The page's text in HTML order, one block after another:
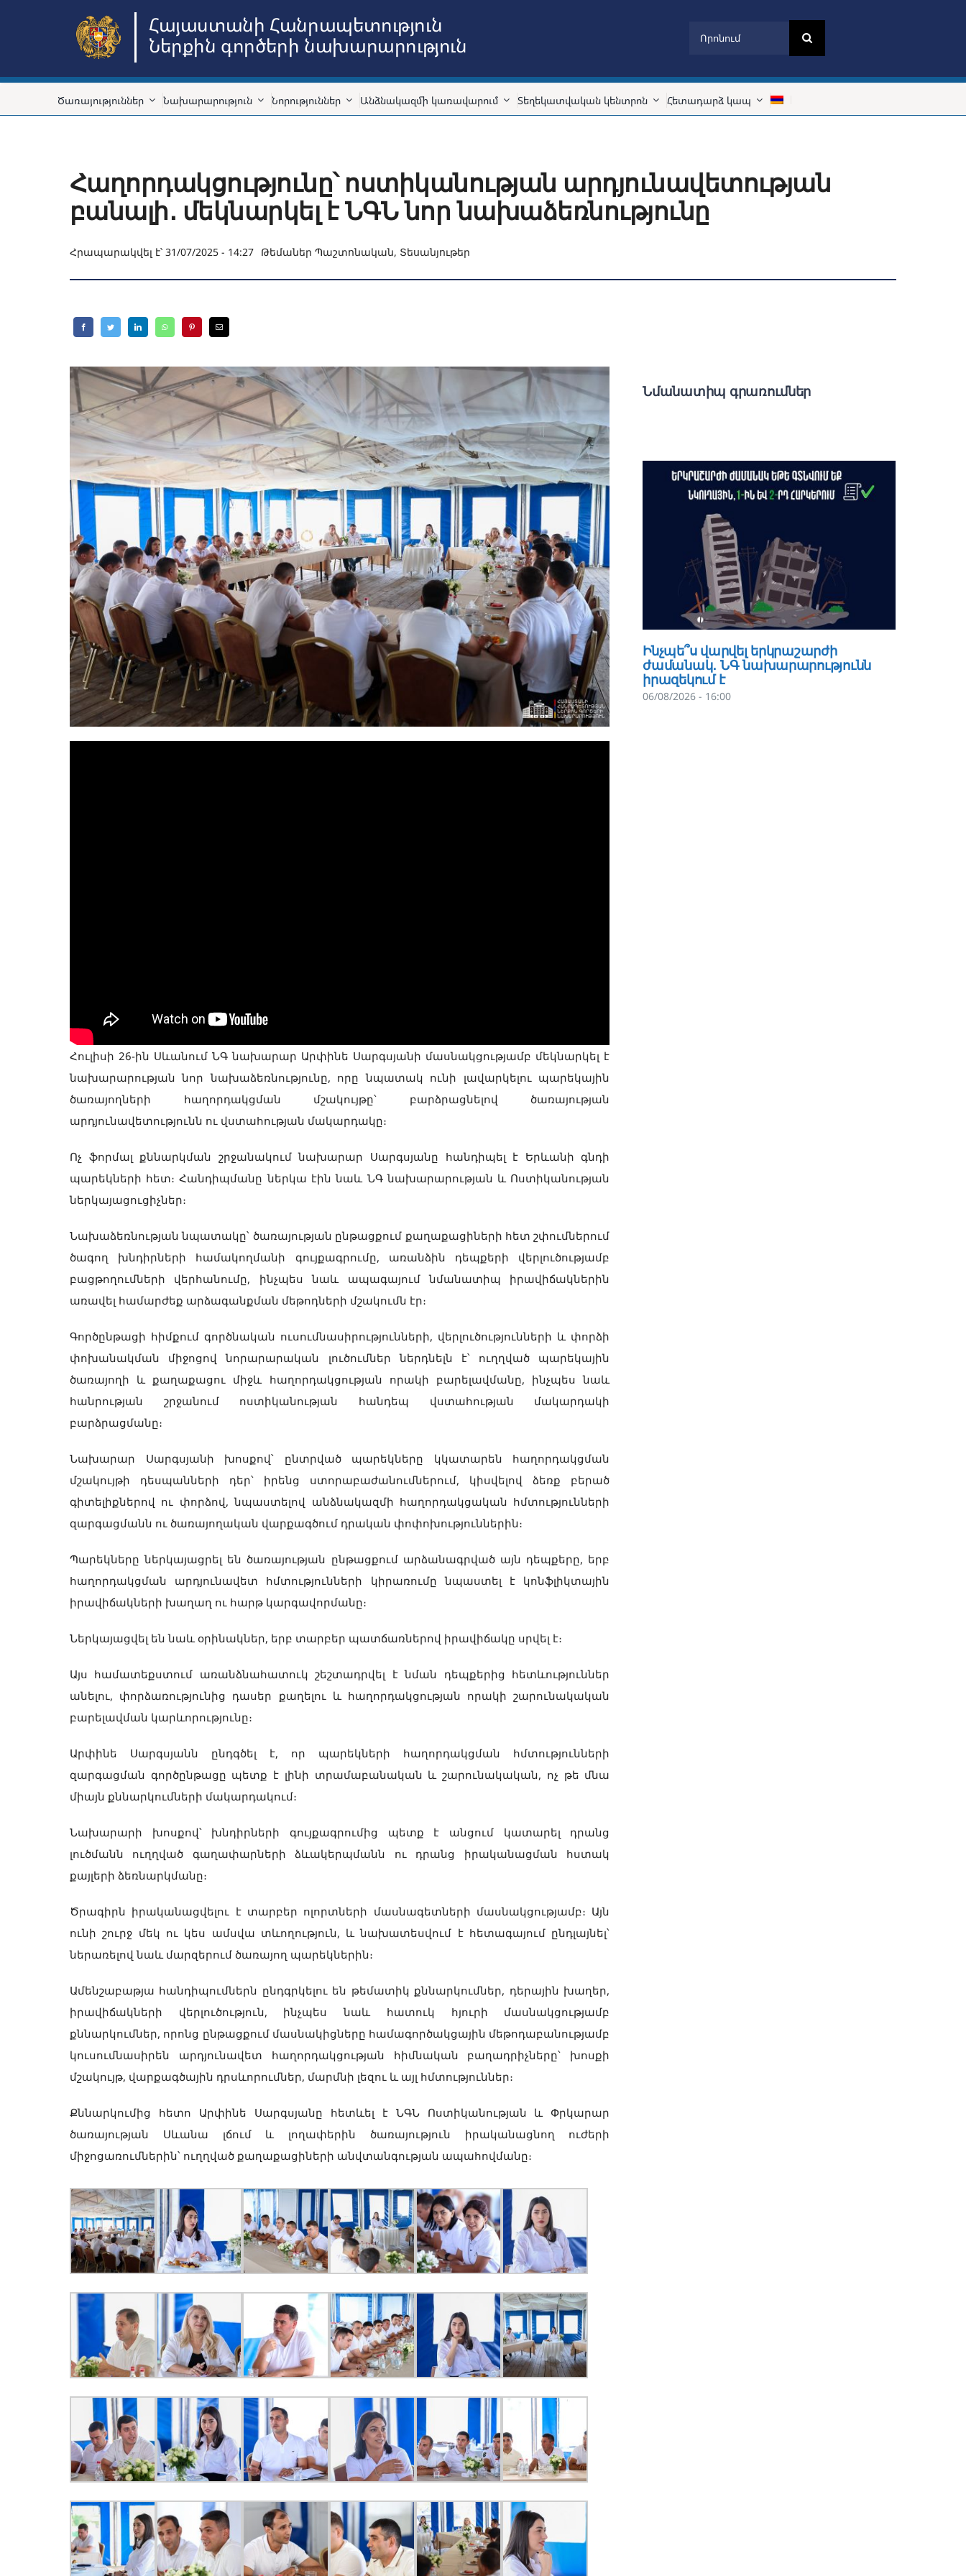
Հայաստանի Հանրապետություն
Ներքին գործերի նախարարություն
Ծառայություններ Նախարարություն Նորություններ Անձնակազմի կառավարում Տեղեկատվական կենտրոն Հետադարձ կապ
Հաղորդակցությունը՝ ոստիկանության արդյունավետության
բանալի․ մեկնարկել է ՆԳՆ նոր նախաձեռնությունը
Հրապարակվել է՝ 31/07/2025 - 14:27 Թեմաներ Պաշտոնական, Տեսանյութեր
Հուլիսի 26-ին Սևանում ՆԳ նախարար Արփինե Սարգսյանի մասնակցությամբ մեկնարկել է
նախարարության նոր նախաձեռնությունը, որը նպատակ ունի լավարկելու պարեկային
ծառայողների հաղորդակցման մշակույթը՝ բարձրացնելով ծառայության
արդյունավետությունն ու վստահության մակարդակը։
Ոչ ֆորմալ քննարկման շրջանակում նախարար Սարգսյանը հանդիպել է Երևանի գնդի
պարեկների հետ։ Հանդիպմանը ներկա էին նաև ՆԳ նախարարության և Ոստիկանության
ներկայացուցիչներ։
Նախաձեռնության նպատակը՝ ծառայության ընթացքում քաղաքացիների հետ շփումներում
ծագող խնդիրների համակողմանի գույքագրումը, առանձին դեպքերի վերլուծությամբ
բացթողումների վերհանումը, ինչպես նաև ապագայում նմանատիպ իրավիճակներին
առավել համարժեք արձագանքման մեթոդների մշակումն էր։
Գործընթացի հիմքում գործնական ուսումնասիրությունների, վերլուծությունների և փորձի
փոխանակման միջոցով նորարարական լուծումներ ներդնելն է՝ ուղղված պարեկային
ծառայողի և քաղաքացու միջև հաղորդակցության որակի բարելավմանը, ինչպես նաև
հանրության շրջանում ոստիկանության հանդեպ վստահության մակարդակի
բարձրացմանը։
Նախարար Սարգսյանի խոսքով՝ ընտրված պարեկները կկատարեն հաղորդակցման
մշակույթի դեսպանների դեր՝ իրենց ստորաբաժանումներում, կիսվելով ձեռք բերած
գիտելիքներով ու փորձով, նպաստելով անձնակազմի հաղորդակցական հմտությունների
զարգացմանն ու ծառայողական վարքագծում դրական փոփոխություններին։
Պարեկները ներկայացրել են ծառայության ընթացքում արձանագրված այն դեպքերը, երբ
հաղորդակցման արդյունավետ հմտությունների կիրառումը նպաստել է կոնֆլիկտային
իրավիճակների խաղաղ ու հարթ կարգավորմանը։
Ներկայացվել են նաև օրինակներ, երբ տարբեր պատճառներով իրավիճակը սրվել է։
Այս համատեքստում առանձնահատուկ շեշտադրվել է նման դեպքերից հետևություններ
անելու, փորձառությունից դասեր քաղելու և հաղորդակցության որակի շարունակական
բարելավման կարևորությունը։
Արփինե Սարգսյանն ընդգծել է, որ պարեկների հաղորդակցման հմտությունների
զարգացման գործընթացը պետք է լինի տրամաբանական և շարունակական, ոչ թե մնա
միայն քննարկումների մակարդակում։
Նախարարի խոսքով՝ խնդիրների գույքագրումից պետք է անցում կատարել դրանց
լուծմանն ուղղված գաղափարների ձևակերպմանն ու դրանց իրականացման հստակ
քայլերի ձեռնարկմանը։
Ծրագիրն իրականացվելու է տարբեր ոլորտների մասնագետների մասնակցությամբ։ Այն
ունի շուրջ մեկ ու կես ամսվա տևողություն, և նախատեսվում է հետագայում ընդլայնել՝
ներառելով նաև մարզերում ծառայող պարեկներին։
Ամենշաբաթյա հանդիպումներն ընդգրկելու են թեմատիկ քննարկումներ, դերային խաղեր,
իրավիճակների վերլուծություն, ինչպես նաև հատուկ հյուրի մասնակցությամբ
քննարկումներ, որոնց ընթացքում մասնակիցները համագործակցային մեթոդաբանությամբ
կուսումնասիրեն արդյունավետ հաղորդակցության հիմնական բաղադրիչները՝ խոսքի
մշակույթ, վարքագծային դրսևորումներ, մարմնի լեզու և այլ հմտություններ։
Քննարկումից հետո Արփինե Սարգսյանը հետևել է ՆԳՆ Ոստիկանության և Փրկարար
ծառայության Սևանա լճում և լողափերին ծառայություն իրականացնող ուժերի
միջոցառումներին՝ ուղղված քաղաքացիների անվտանգության ապահովմանը։
Նմանատիպ գրառումներ
Ինչպե՞ս վարվել երկրաշարժի
ժամանակ․ ՆԳ նախարարությունն
իրազեկում է
06/08/2026 - 16:00